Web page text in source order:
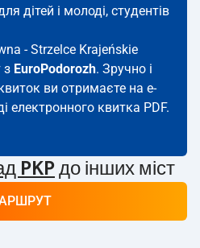
дітей і молоді, студентів
- Strzelce Krajeńskie
з EuroPodorozh. Зручно і
ви отримаєте на e-
електронного квитка PDF.
PKP до інших міст